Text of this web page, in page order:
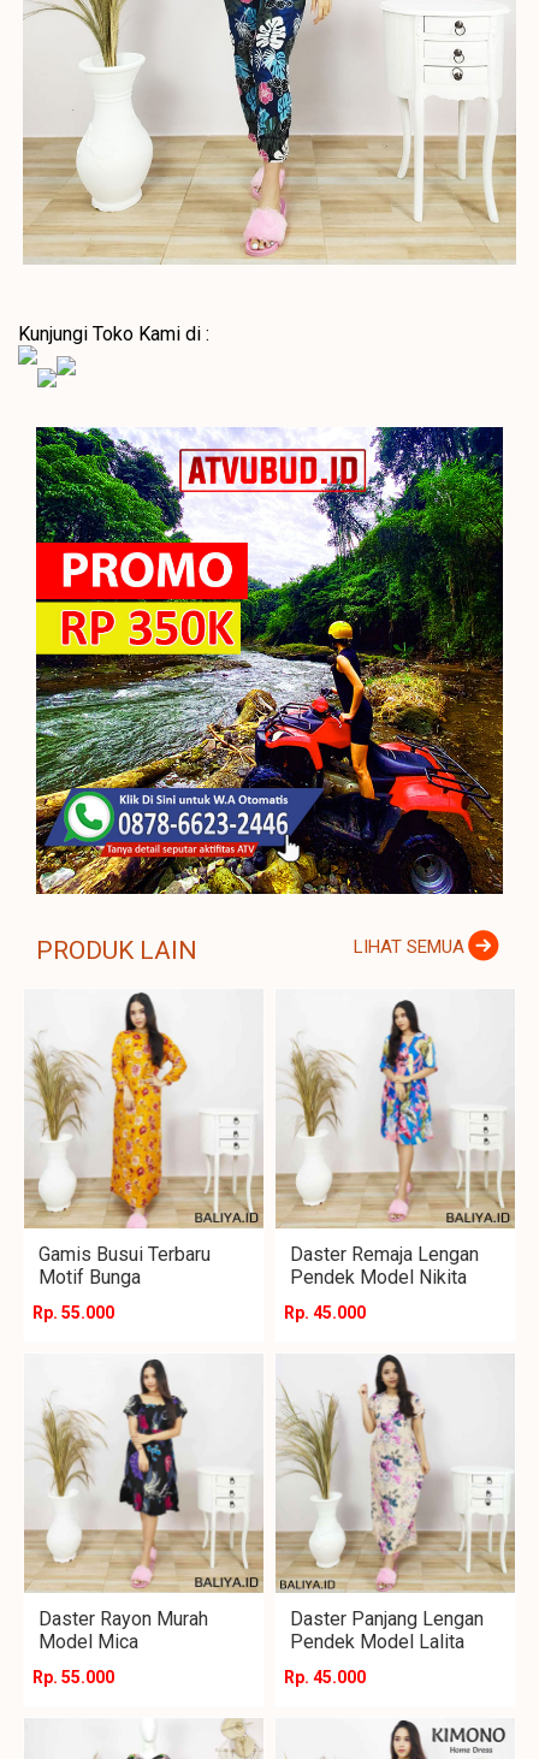
Kunjungi Toko Kami di :
PRODUK LAIN LIHAT SEMUA
Gamis Busui Terbaru
Motif Bunga
Rp. 55.000
Daster Remaja Lengan
Pendek Model Nikita
Rp. 45.000
Daster Rayon Murah
Model Mica
Rp. 55.000
Daster Panjang Lengan
Pendek Model Lalita
Rp. 45.000